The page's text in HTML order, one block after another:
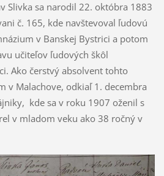
Slivka sa narodil 22. októbra 1883
č. 165, kde navštevoval ľudovú
v Banskej Bystrici a potom
učiteľov ľudových škôl
Ako čerstvý absolvent tohto
v Malachove, odkiaľ 1. decembra
kde sa v roku 1907 oženil s
v mladom veku ako 38 ročný v